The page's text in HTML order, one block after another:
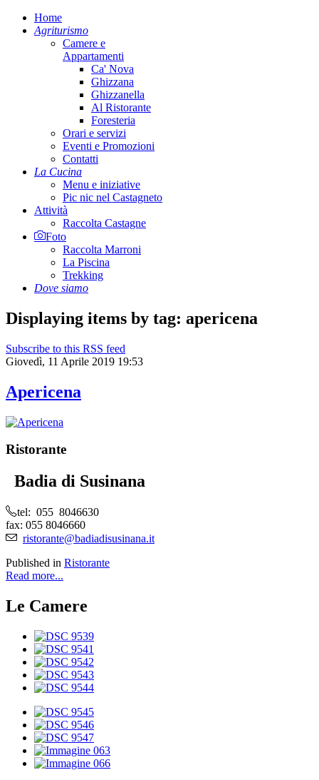
Home
Agriturismo
Camere e
Appartamenti
Ca' Nova
Ghizzana
Ghizzanella
Al Ristorante
Foresteria
Orari e servizi
Eventi e Promozioni
Contatti
La Cucina
Menu e iniziative
Pic nic nel Castagneto
Attività
Raccolta Castagne
Foto
Raccolta Marroni
La Piscina
Trekking
Dove siamo
Displaying items by tag: apericena
Subscribe to this RSS feed
Giovedì, 11 Aprile 2019 19:53
Apericena
Ristorante
Badia di Susinana
tel: 055 8046630
fax: 055 8046660
ristorante@badiadisusinana.it
Published in Ristorante
Read more...
Le Camere